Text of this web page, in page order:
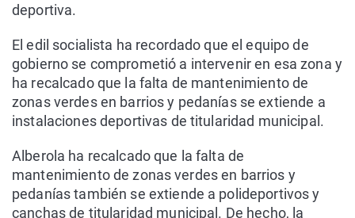
deportiva.
El edil socialista ha recordado que el equipo de
gobierno se comprometió a intervenir en esa zona y
ha recalcado que la falta de mantenimiento de
zonas verdes en barrios y pedanías se extiende a
instalaciones deportivas de titularidad municipal.
Alberola ha recalcado que la falta de
mantenimiento de zonas verdes en barrios y
pedanías también se extiende a polideportivos y
canchas de titularidad municipal. De hecho, la